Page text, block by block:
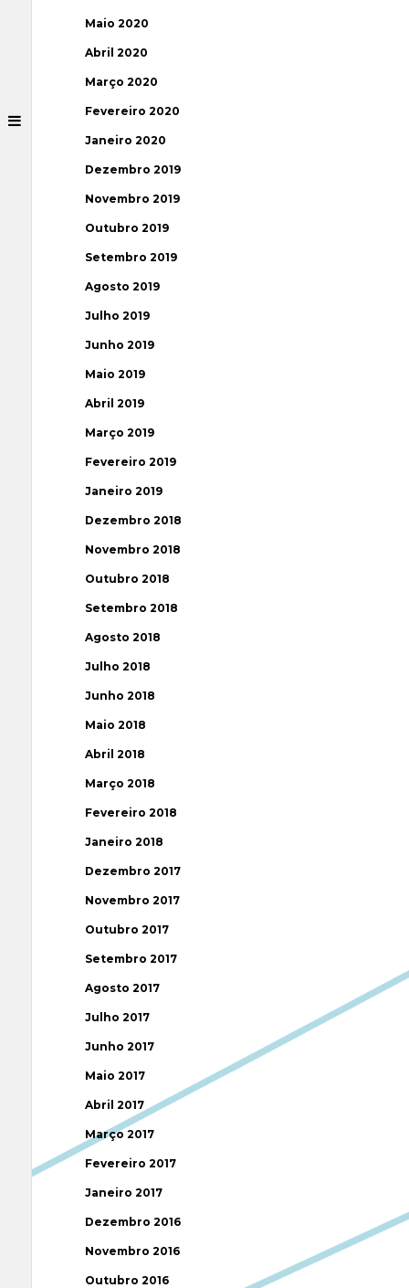
Maio 2020
Abril 2020
Março 2020
Fevereiro 2020
Janeiro 2020
Dezembro 2019
Novembro 2019
Outubro 2019
Setembro 2019
Agosto 2019
Julho 2019
Junho 2019
Maio 2019
Abril 2019
Março 2019
Fevereiro 2019
Janeiro 2019
Dezembro 2018
Novembro 2018
Outubro 2018
Setembro 2018
Agosto 2018
Julho 2018
Junho 2018
Maio 2018
Abril 2018
Março 2018
Fevereiro 2018
Janeiro 2018
Dezembro 2017
Novembro 2017
Outubro 2017
Setembro 2017
Agosto 2017
Julho 2017
Junho 2017
Maio 2017
Abril 2017
Março 2017
Fevereiro 2017
Janeiro 2017
Dezembro 2016
Novembro 2016
Outubro 2016